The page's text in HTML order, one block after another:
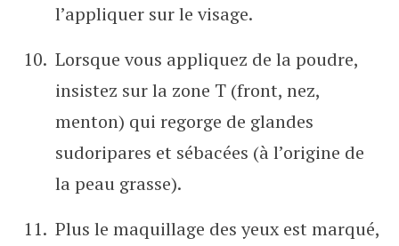
l’appliquer sur le visage.
Lorsque vous appliquez de la poudre,
insistez sur la zone T (front, nez,
menton) qui regorge de glandes
sudoripares et sébacées (à l’origine de
la peau grasse).
Plus le maquillage des yeux est marqué,